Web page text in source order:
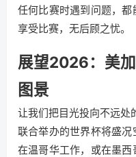
任何比赛时遇到问题，
享受比赛，无后顾之忧。
展望2026：美
图景
让我们把目光投向不远
联合举办的世界杯将盛况
在温哥华工作，或在墨